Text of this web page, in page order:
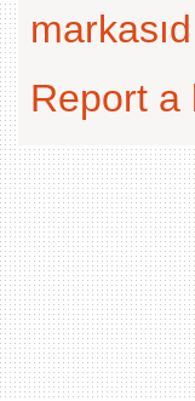
Report a